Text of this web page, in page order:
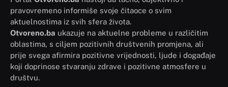
pravovremeno informiše svoje čitaoce o svim
aktuelnostima iz svih sfera života.
Otvoreno.ba ukazuje na aktuelne probleme u različitim
oblastima, s ciljem pozitivnih društvenih promjena, ali
prije svega afirmira pozitivne vrijednosti, ljude i događaje
koji doprinose stvaranju zdrave i pozitivne atmosfere u
društvu.